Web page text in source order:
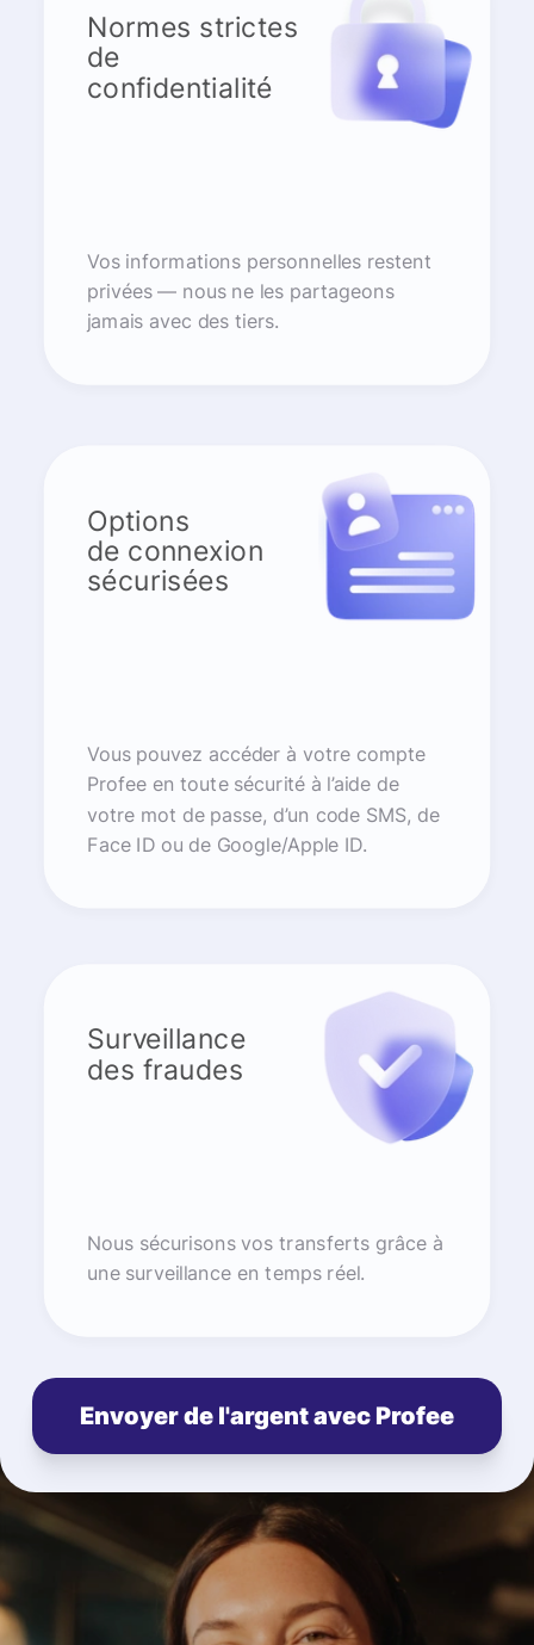
Normes strictes
de
confidentialité
Vos informations personnelles restent
privées — nous ne les partageons
jamais avec des tiers.
Options
de connexion
sécurisées
Vous pouvez accéder à votre compte
Profee en toute sécurité à l’aide de
votre mot de passe, d’un code SMS, de
Face ID ou de Google/Apple ID.
Surveillance
des fraudes
Nous sécurisons vos transferts grâce à
une surveillance en temps réel.
Envoyer de l'argent avec Profee